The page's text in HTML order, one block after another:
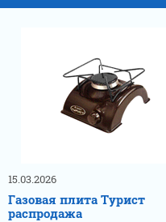
15.03.2026
Газовая плита Турист
распродажа